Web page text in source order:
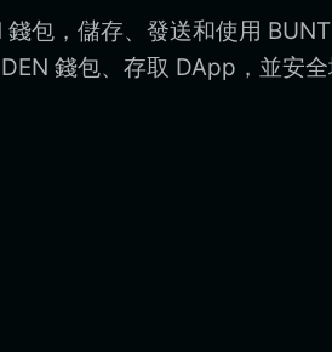
包，儲存、發送和使用
錢包、存取 DApp，並安